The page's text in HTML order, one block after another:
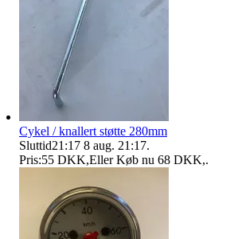
Cykel / knallert støtte 280mm
Sluttid21:17 8 aug. 21:17.
Pris:55 DKK,Eller Køb nu 68 DKK,.